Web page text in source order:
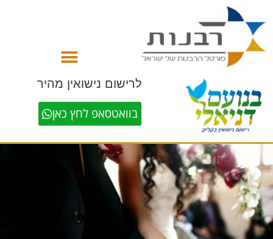
לרישום נישואין מהיר
בוואטסאפ לחץ כאן